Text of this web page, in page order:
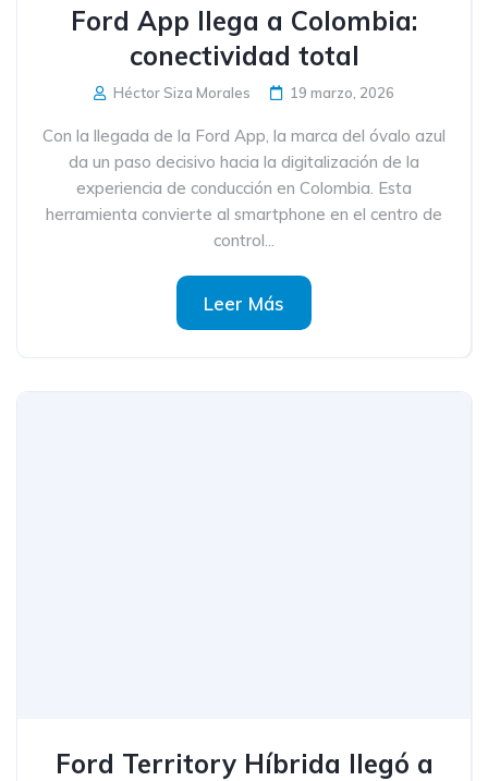
Ford App llega a Colombia:
conectividad total
Héctor Siza Morales 19 marzo, 2026
Con la llegada de la Ford App, la marca del óvalo azul
da un paso decisivo hacia la digitalización de la
experiencia de conducción en Colombia. Esta
herramienta convierte al smartphone en el centro de
control...
Leer Más
Ford Territory Híbrida llegó a